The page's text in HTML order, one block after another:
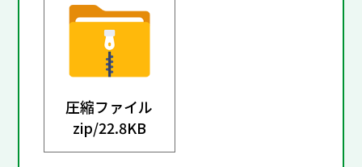
圧縮ファイル
zip/22.8KB